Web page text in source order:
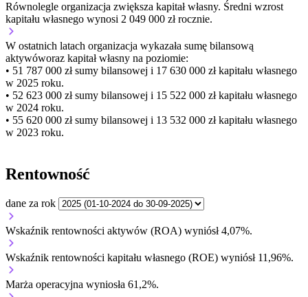
Równolegle organizacja zwiększa kapitał własny. Średni wzrost
kapitału własnego wynosi 2 049 000 zł rocznie.
W ostatnich latach organizacja wykazała sumę bilansową
aktywóworaz kapitał własny na poziomie:
• 51 787 000 złsumy bilansowej i 17 630 000 zł kapitału własnego
w 2025 roku.
• 52 623 000 złsumy bilansowej i 15 522 000 zł kapitału własnego
w 2024 roku.
• 55 620 000 złsumy bilansowej i 13 532 000 zł kapitału własnego
w 2023 roku.
Rentowność
dane za rok
Wskaźnik rentowności aktywów (ROA) wyniósł 4,07%.
Wskaźnik rentowności kapitału własnego (ROE) wyniósł 11,96%.
Marża operacyjna wyniosła 61,2%.